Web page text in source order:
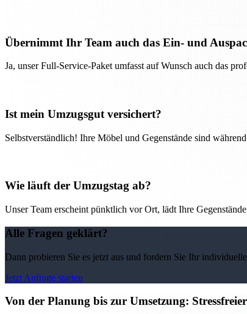
Übernimmt Ihr Team auch das Ein- und
Ja, unser Full-Service-Paket umfasst auf Wunsch auch das
Ist mein Umzugsgut versichert?
Selbstverständlich! Ihre Möbel und Gegenstände sind
Wie läuft der Umzugstag ab?
Unser Team erscheint pünktlich vor Ort, lädt Ihre
Alle Fragen geklärt?
Dann probieren Sie es jetzt aus und fordern Sie Ihr
Jetzt Anfrage starten
Von der Planung bis zur Umsetzung: